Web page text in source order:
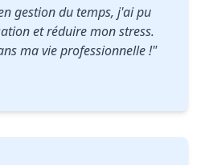
gestion du temps, j'ai pu
et réduire mon stress.
ma vie professionnelle !"